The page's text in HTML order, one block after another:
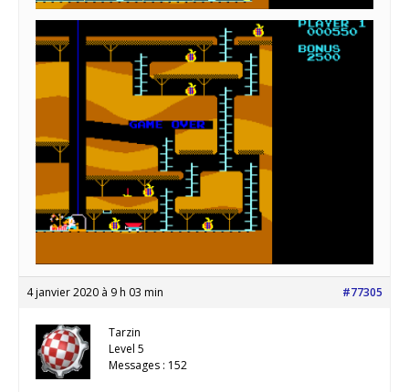
4 janvier 2020 à 9 h 03 min #77305
Tarzin
Level 5
Messages : 152